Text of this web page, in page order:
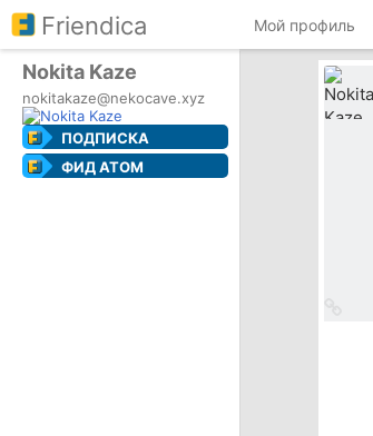
Friendica Мой профиль
Nokita Kaze
nokitakaze@nekocave.xyz
ПОДПИСКА
ФИД ATOM